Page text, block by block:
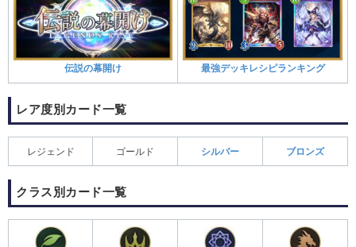
伝説の幕開け 最強デッキレシピランキング
レア度別カード一覧
レジェンド ゴールド シルバー ブロンズ
クラス別カード一覧